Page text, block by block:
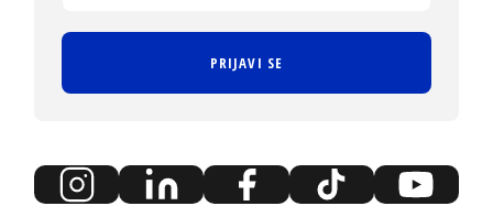
PRIJAVI SE